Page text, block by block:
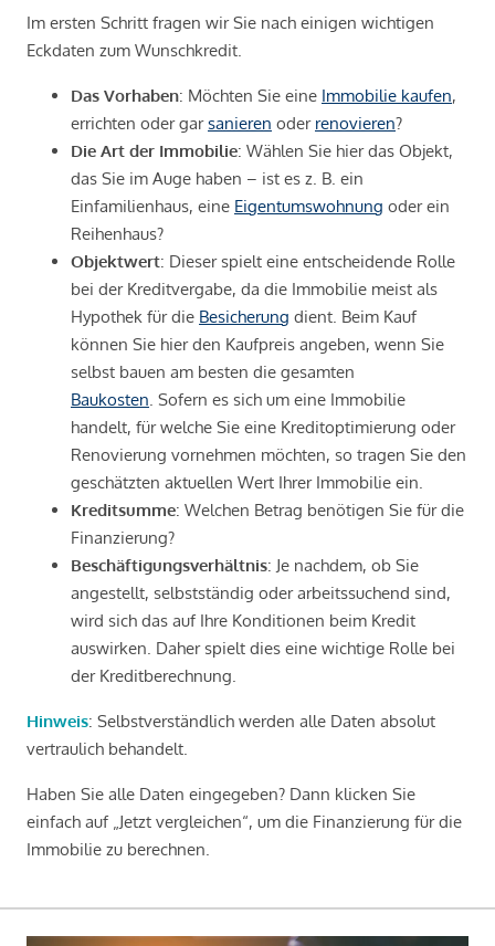
Im ersten Schritt fragen wir Sie nach einigen wichtigen
Eckdaten zum Wunschkredit.
Das Vorhaben: Möchten Sie eine Immobilie kaufen,
errichten oder garsanieren oder renovieren?
Die Art der Immobilie: Wählen Sie hier das Objekt,
das Sie im Auge haben – ist es z. B. ein
Einfamilienhaus, eine Eigentumswohnung oder ein
Reihenhaus?
Objektwert: Dieser spielt eine entscheidende Rolle
bei der Kreditvergabe, da die Immobilie meist als
Hypothek für die Besicherung dient. Beim Kauf
können Sie hier den Kaufpreis angeben, wenn Sie
selbst bauen am besten die gesamten
Baukosten . Sofern es sich um eine Immobilie
handelt, für welche Sie eine Kreditoptimierung oder
Renovierung vornehmen möchten, so tragen Sie den
geschätzten aktuellen Wert Ihrer Immobilie ein.
Kreditsumme: Welchen Betrag benötigen Sie für die
Finanzierung?
Beschäftigungsverhältnis: Je nachdem, ob Sie
angestellt, selbstständig oder arbeitssuchend sind,
wird sich das auf Ihre Konditionen beim Kredit
auswirken. Daher spielt dies eine wichtige Rolle bei
der Kreditberechnung.
Hinweis: Selbstverständlich werden alle Daten absolut
vertraulich behandelt.
Haben Sie alle Daten eingegeben? Dann klicken Sie
einfach auf „Jetzt vergleichen“, um die Finanzierung für die
Immobilie zu berechnen.